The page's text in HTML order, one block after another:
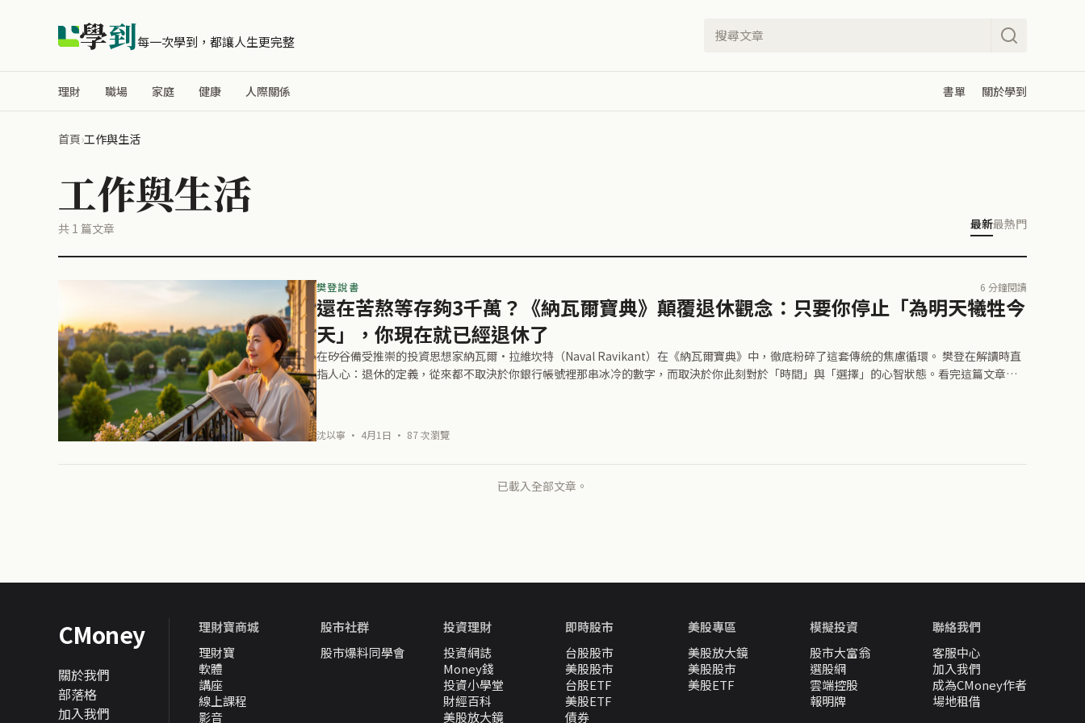
學到每一次學到，都讓人生更完整
理財 職場 家庭 健康 人際關係 書單 關於學到
首頁›工作與生活
工作與生活
共 1 篇文章 最新最熱門
樊登說書 6 分鐘閱讀
還在苦熬等存夠3千萬？《納瓦爾寶典》顛覆退休觀念：只要你停止「為明天犧牲今
天」，你現在就已經退休了
在矽谷備受推崇的投資思想家納瓦爾·拉維坎特（Naval Ravikant）在《納瓦爾寶典》中，徹底粉碎了這套傳統的焦慮循環。 樊登在解讀時直
指人心：退休的定義，從來都不取決於你銀行帳號裡那串冰冷的數字，而取決於你此刻對於「時間」與「選擇」的心智狀態。看完這篇文章，
沈以寧 · 4月1日 · 87 次瀏覽
已載入全部文章。
CMoney
關於我們
部落格
加入我們
理財寶商城
理財寶
軟體
講座
線上課程
影音
股市社群
股市爆料同學會
投資理財
投資網誌
Money錢
投資小學堂
財經百科
美股放大鏡
即時股市
台股股市
美股股市
台股ETF
美股ETF
債券
美股專區
美股放大鏡
美股股市
美股ETF
模擬投資
股市大富翁
選股網
雲端控股
報明牌
聯絡我們
客服中心
加入我們
成為CMoney作者
場地租借